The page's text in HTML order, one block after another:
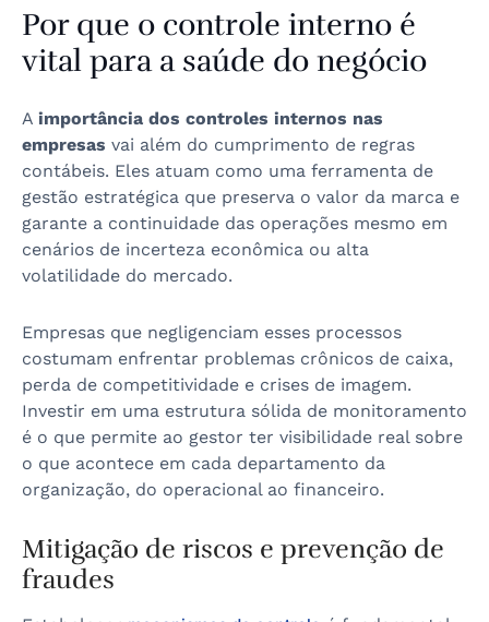
Por que o controle interno é
vital para a saúde do negócio
A importância dos controles internos nas
empresas vai além do cumprimento de regras
contábeis. Eles atuam como uma ferramenta de
gestão estratégica que preserva o valor da marca e
garante a continuidade das operações mesmo em
cenários de incerteza econômica ou alta
volatilidade do mercado.
Empresas que negligenciam esses processos
costumam enfrentar problemas crônicos de caixa,
perda de competitividade e crises de imagem.
Investir em uma estrutura sólida de monitoramento
é o que permite ao gestor ter visibilidade real sobre
o que acontece em cada departamento da
organização, do operacional ao financeiro.
Mitigação de riscos e prevenção de
fraudes